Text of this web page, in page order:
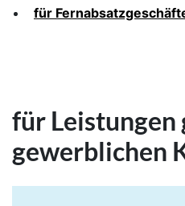
für
für Leistungen
gewerblichen